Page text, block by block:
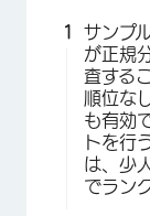
サンプ
が正規
査する
順位な
も有効
トを行
は、少
でラン